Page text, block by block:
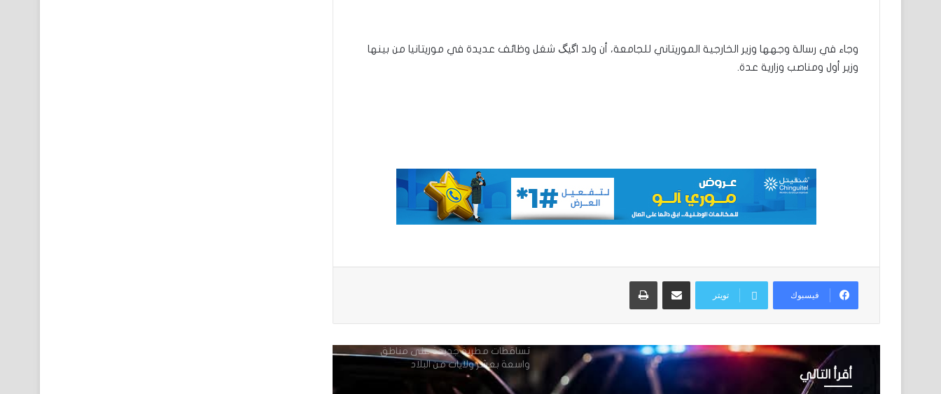
وجاء في رسالة وجهها وزير الخارجية الموريتاني للجامعة، أن ولد اگيگ شغل وظائف عديدة في موريتانيا من بينها
وزير أول ومناصب وزارية عدة.
فيسبوك تويتر
مشاركة عبر البريد طباعة
أقرأ التالي
الإخباري ينشر بيان مجلس الوزراء
تساقطات مطرية جديدة على مناطق
واسعة بعشر ولايات من البلاد